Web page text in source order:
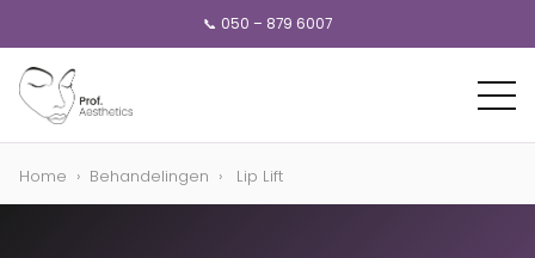
📞 050 – 879 6007
Home › Behandelingen › Lip Lift